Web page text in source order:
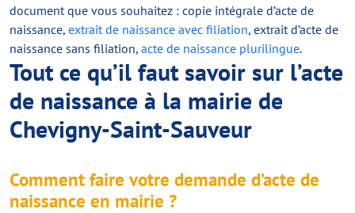
document que vous souhaitez : copie intégrale d’acte de
naissance, extrait de naissance avec filiation, extrait d’acte de
naissance sans filiation, acte de naissance plurilingue.
Tout ce qu’il faut savoir sur l’acte
de naissance à la mairie de
Chevigny-Saint-Sauveur
Comment faire votre demande d’acte de
naissance en mairie ?